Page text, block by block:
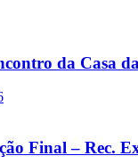
da Casa
Final – Rec.